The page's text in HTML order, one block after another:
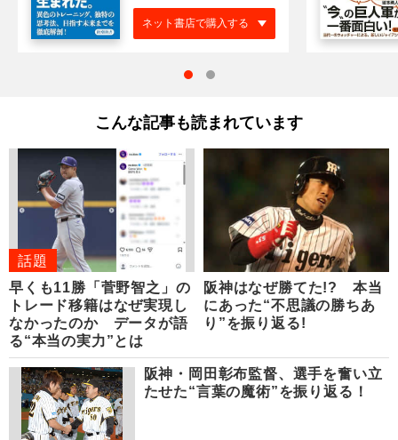
ネット書店で購入する
こんな記事も読まれています
話題
早くも11勝「菅野智之」の
トレード移籍はなぜ実現し
なかったのか データが語
る“本当の実力”とは
阪神はなぜ勝てた!? 本当
にあった“不思議の勝ちあ
り”を振り返る!
阪神・岡田彰布監督、選手を奮い立
たせた“言葉の魔術”を振り返る！